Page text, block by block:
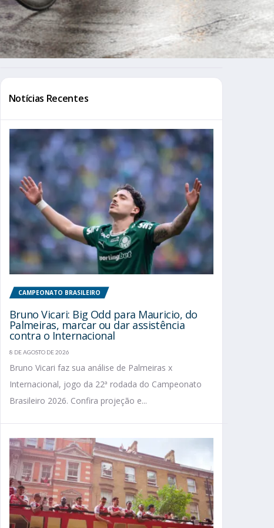
Notícias Recentes
CAMPEONATO BRASILEIRO
Bruno Vicari: Big Odd para Mauricio, do
Palmeiras, marcar ou dar assistência
contra o Internacional
8 DE AGOSTO DE 2026
Bruno Vicari faz sua análise de Palmeiras x
Internacional, jogo da 22ª rodada do Campeonato
Brasileiro 2026. Confira projeção e...